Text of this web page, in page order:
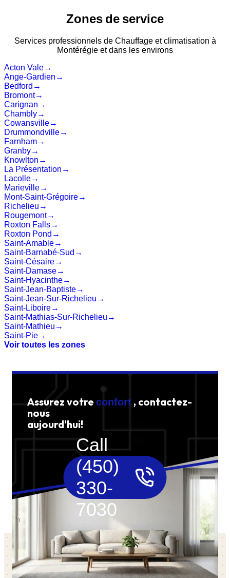
Zones de service
Services professionnels de Chauffage et climatisation à
Montérégie et dans les environs
Acton Vale→
Ange-Gardien →
Bedford →
Bromont→
Carignan →
Chambly→
Cowansville→
Drummondville→
Farnham→
Granby→
Knowlton →
La Présentation →
Lacolle→
Marieville→
Mont-Saint-Grégoire→
Richelieu →
Rougemont→
Roxton Falls→
Roxton Pond →
Saint-Amable→
Saint-Barnabé-Sud →
Saint-Césaire→
Saint-Damase→
Saint-Hyacinthe→
Saint-Jean-Baptiste→
Saint-Jean-Sur-Richelieu →
Saint-Liboire→
Saint-Mathias-Sur-Richelieu →
Saint-Mathieu →
Saint-Pie→
Voir toutes les zones
Assurez votre confort , contactez-
nous
aujourd'hui!
Call
(450)
330-
7030